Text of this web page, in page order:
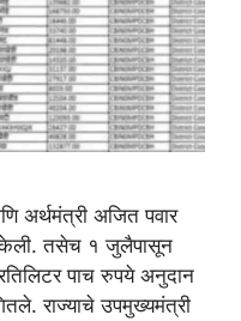
अर्थमंत्री अजित पवार
केली. तसेच १ जुलैपासून
पाच रुपये अनुदान
राज्याचे उपमुख्यमंत्री